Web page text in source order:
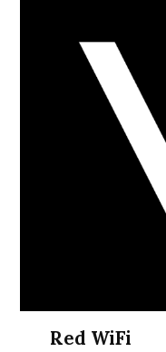
Red WiFi